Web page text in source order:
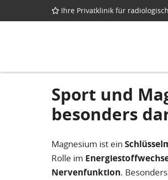
Ihre Privatklinik für
Sport und
besonders
Magnesium ist ein
Rolle im
Nervenfunktion.